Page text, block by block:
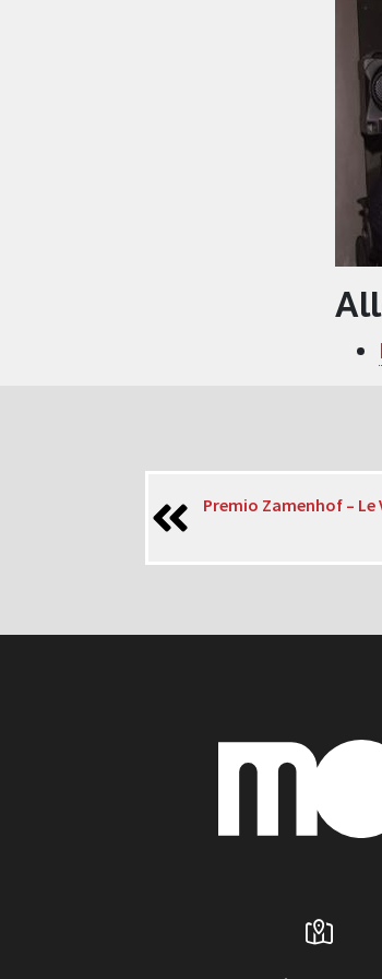
Premio Zamenhof – Le